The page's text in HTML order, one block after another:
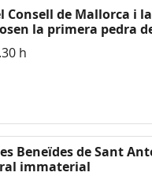
Consell de Mallorca i
la primera pedra
h
Beneïdes de Sant
immaterial